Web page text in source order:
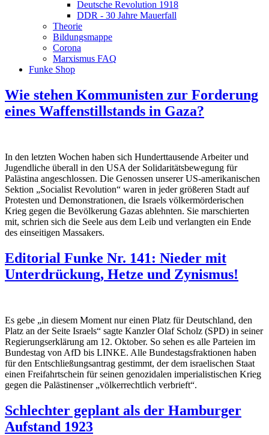
Deutsche Revolution 1918
DDR - 30 Jahre Mauerfall
Theorie
Bildungsmappe
Corona
Marxismus FAQ
Funke Shop
Wie stehen Kommunisten zur Forderung
eines Waffenstillstands in Gaza?
In den letzten Wochen haben sich Hunderttausende Arbeiter und
Jugendliche überall in den USA der Solidaritätsbewegung für
Palästina angeschlossen. Die Genossen unserer US-amerikanischen
Sektion „Socialist Revolution“ waren in jeder größeren Stadt auf
Protesten und Demonstrationen, die Israels völkermörderischen
Krieg gegen die Bevölkerung Gazas ablehnten. Sie marschierten
mit, schrien sich die Seele aus dem Leib und verlangten ein Ende
des einseitigen Massakers.
Editorial Funke Nr. 141: Nieder mit
Unterdrückung, Hetze und Zynismus!
Es gebe „in diesem Moment nur einen Platz für Deutschland, den
Platz an der Seite Israels“ sagte Kanzler Olaf Scholz (SPD) in seiner
Regierungserklärung am 12. Oktober. So sehen es alle Parteien im
Bundestag von AfD bis LINKE. Alle Bundestagsfraktionen haben
für den Entschließungsantrag gestimmt, der dem israelischen Staat
einen Freifahrtschein für seinen genozidalen imperialistischen Krieg
gegen die Palästinenser „völkerrechtlich verbrieft“.
Schlechter geplant als der Hamburger
Aufstand 1923